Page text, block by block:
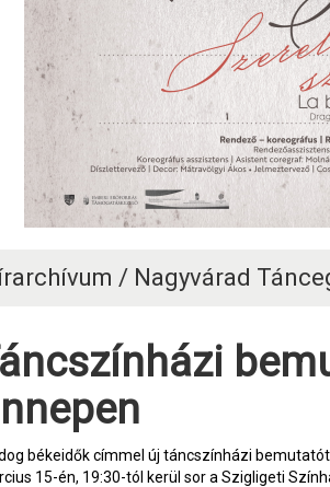
/ Nagyvárad
békeidők címmel új táncszínházi
15-én, 19:30-tól kerül sor a Szigligeti